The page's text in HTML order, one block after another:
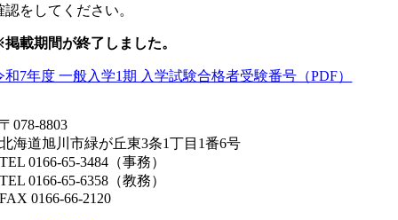
認をしてください。
載期間が終了しました。
和7年度 一般入学1期 入学試験合格者受験番号（PDF）
〒078-8803
北海道旭川市緑が丘東3条1丁目1番6号
TEL 0166-65-3484（事務）
TEL 0166-65-6358（教務）
FAX 0166-66-2120